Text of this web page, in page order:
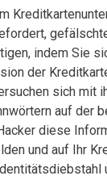
indem Sie
der
sich mit
auf der
diese
und auf Ihr